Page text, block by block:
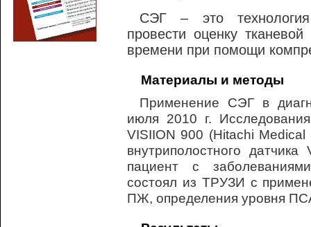
СЭГ – это технология
провести оценку
времени при помощи
Материалы и методы
Применение СЭГ в
июля 2010 г.
VISIION 900 (Hitachi
внутриполостного
пациент с
состоял из ТРУЗИ с
ПЖ, определения уровня